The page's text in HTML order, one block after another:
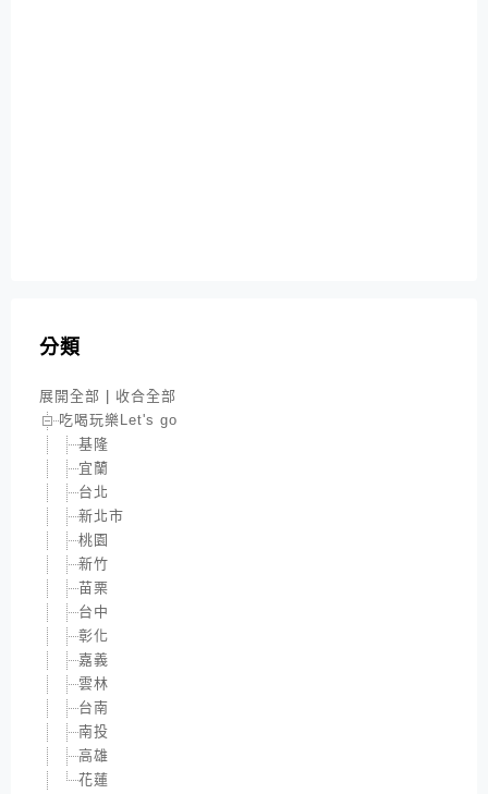
分類
展開全部
收合全部
吃喝玩樂Let's go
基隆
宜蘭
台北
新北市
桃園
新竹
苗栗
台中
彰化
嘉義
雲林
台南
南投
高雄
花蓮